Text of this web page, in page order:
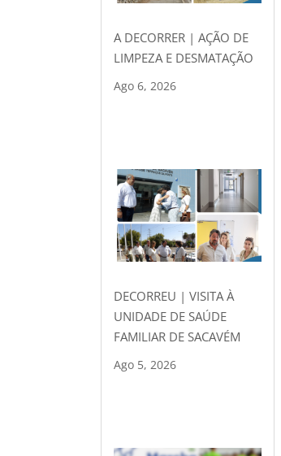
A DECORRER | AÇÃO DE
LIMPEZA E DESMATAÇÃO
Ago 6, 2026
DECORREU | VISITA À
UNIDADE DE SAÚDE
FAMILIAR DE SACAVÉM
Ago 5, 2026